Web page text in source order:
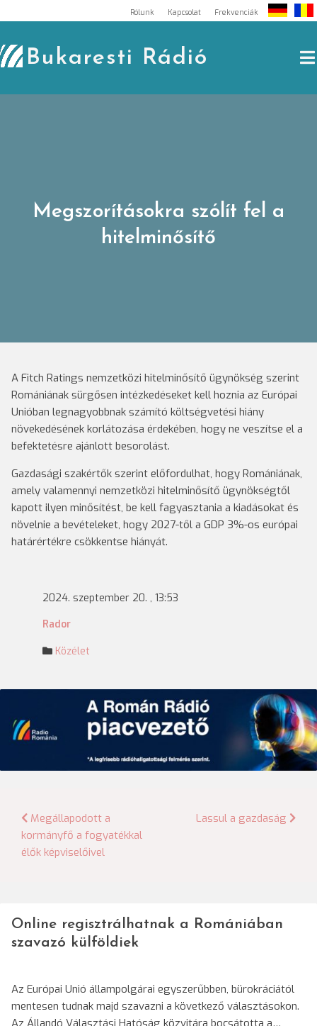
to
content
Rólunk Kapcsolat Frekvenciák
Bukaresti Rádió
Megszorításokra szólít fel a
hitelminősítő
A Fitch Ratings nemzetközi hitelminősítő ügynökség szerint
Romániának sürgősen intézkedéseket kell hoznia az Európai
Unióban legnagyobbnak számító költségvetési hiány
növekedésének korlátozása érdekében, hogy ne veszítse el a
befektetésre ajánlott besorolást.
Gazdasági szakértők szerint előfordulhat, hogy Romániának,
amely valamennyi nemzetközi hitelminősítő ügynökségtől
kapott ilyen minősítést, be kell fagyasztania a kiadásokat és
növelnie a bevételeket, hogy 2027-től a GDP 3%-os európai
határértékre csökkentse hiányát.
2024. szeptember 20. , 13:53
Rador
Közélet
Bejegyzés
navigáció
Megállapodott a
kormányfő a fogyatékkal
élők képviselőivel
Lassul a gazdaság
Online regisztrálhatnak a Romániában
szavazó külföldiek
Az Európai Unió állampolgárai egyszerűbben, bürokráciától
mentesen tudnak majd szavazni a következő választásokon.